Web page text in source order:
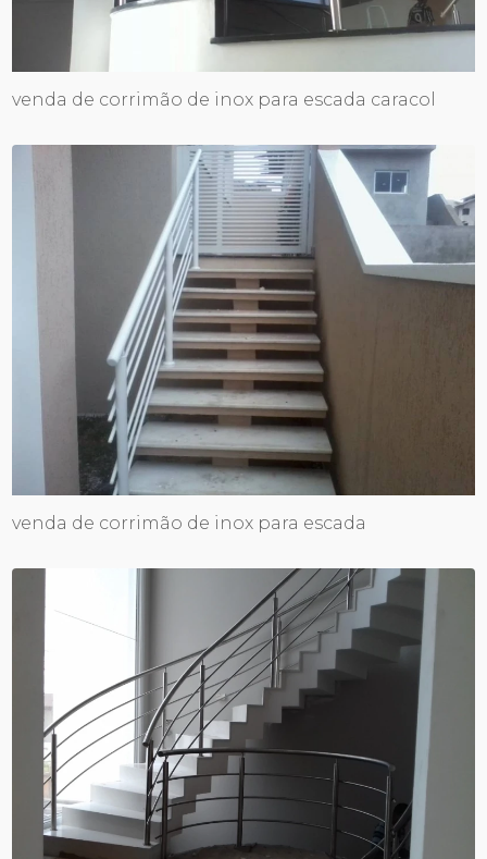
venda de corrimão de inox para escada caracol
venda de corrimão de inox para escada